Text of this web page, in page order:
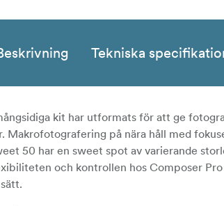
Tekniska
kit har utformats för att ge
Makrofotografering på nära håll med
50 har en sweet spot av varierande
och kontrollen hos Composer